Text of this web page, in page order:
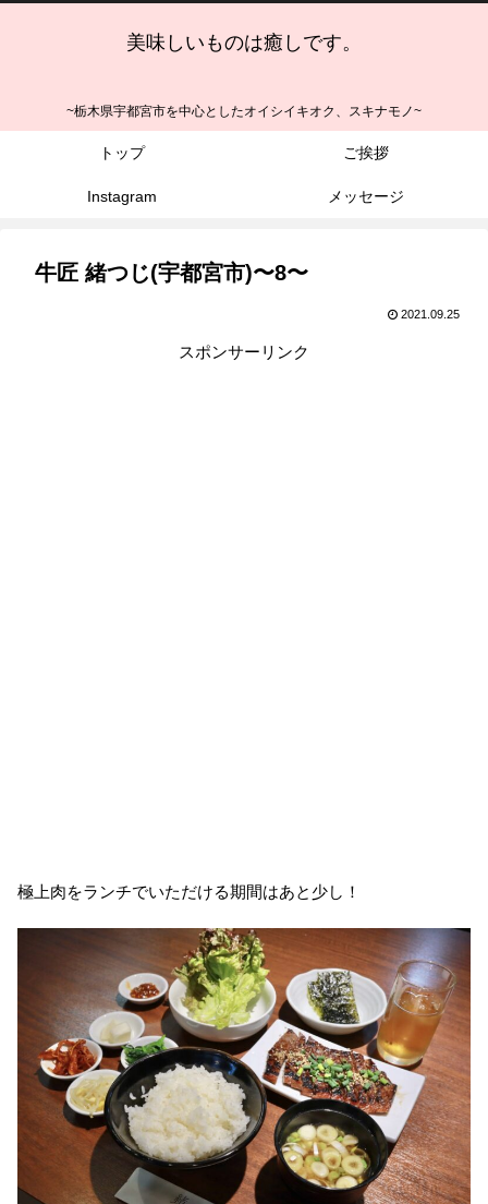
美味しいものは癒しです。
~栃木県宇都宮市を中心としたオイシイキオク、スキナモノ~
トップ ご挨拶
Instagram メッセージ
牛匠 緒つじ(宇都宮市)〜8〜
2021.09.25
スポンサーリンク
極上肉をランチでいただける期間はあと少し！